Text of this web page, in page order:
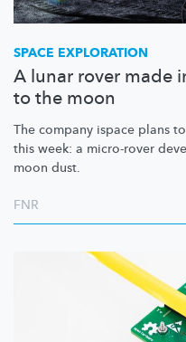
SPACE EXPLORATION
A lunar rover made
to the moon
The company ispace plans
this week: a micro-rover
moon dust.
FNR